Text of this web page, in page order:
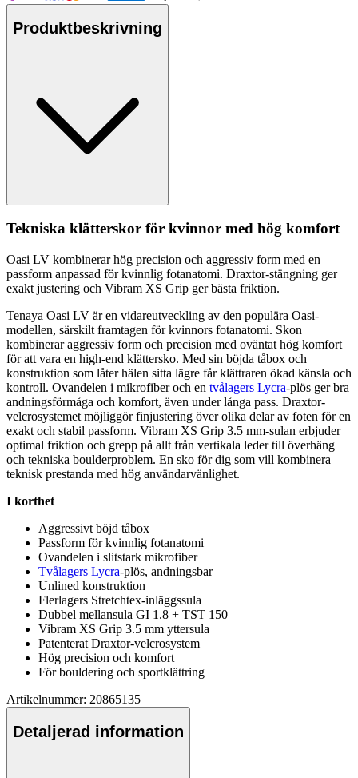
Produktbeskrivning
Tekniska klätterskor för kvinnor med hög komfort
Oasi LV kombinerar hög precision och aggressiv form med en
passform anpassad för kvinnlig fotanatomi. Draxtor-stängning ger
exakt justering och Vibram XS Grip ger bästa friktion.
Tenaya Oasi LV är en vidareutveckling av den populära Oasi-
modellen, särskilt framtagen för kvinnors fotanatomi. Skon
kombinerar aggressiv form och precision med oväntat hög komfort
för att vara en high-end klättersko. Med sin böjda tåbox och
konstruktion som låter hälen sitta lägre får klättraren ökad känsla och
kontroll. Ovandelen i mikrofiber och en tvålagers Lycra-plös ger bra
andningsförmåga och komfort, även under långa pass. Draxtor-
velcrosystemet möjliggör finjustering över olika delar av foten för en
exakt och stabil passform. Vibram XS Grip 3.5 mm-sulan erbjuder
optimal friktion och grepp på allt från vertikala leder till överhäng
och tekniska boulderproblem. En sko för dig som vill kombinera
teknisk prestanda med hög användarvänlighet.
I korthet
Aggressivt böjd tåbox
Passform för kvinnlig fotanatomi
Ovandelen i slitstark mikrofiber
Tvålagers Lycra-plös, andningsbar
Unlined konstruktion
Flerlagers Stretchtex-inläggssula
Dubbel mellansula GI 1.8 + TST 150
Vibram XS Grip 3.5 mm yttersula
Patenterat Draxtor-velcrosystem
Hög precision och komfort
För bouldering och sportklättring
Artikelnummer: 20865135
Detaljerad information